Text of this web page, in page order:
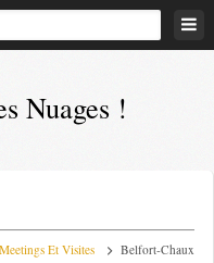
Nuages !
Meetings Et Visites Belfort-Chaux